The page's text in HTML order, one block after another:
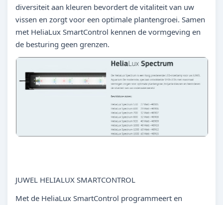
diversiteit aan kleuren bevordert de vitaliteit van uw
vissen en zorgt voor een optimale plantengroei. Samen
met HeliaLux SmartControl kennen de vormgeving en
de besturing geen grenzen.
JUWEL HELIALUX SMARTCONTROL
Met de HeliaLux SmartControl programmeert en